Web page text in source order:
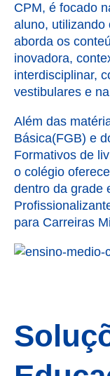
CPM, é focado
aluno, utilizando
aborda os
inovadora,
interdisciplinar,
vestibulares e
Além das
Básica(FGB) e
Formativos de
o colégio
dentro da grade
para Carreiras